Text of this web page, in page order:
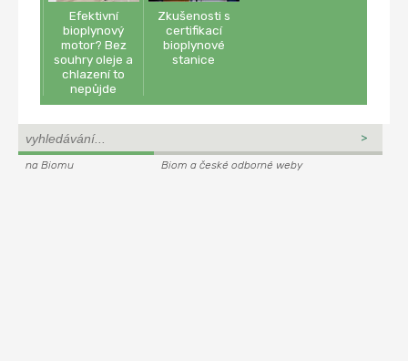
Efektivní
bioplynový
motor? Bez
souhry oleje a
chlazení to
nepůjde
Zkušenosti s
certifikací
bioplynové
stanice
na Biomu Biom a české odborné weby